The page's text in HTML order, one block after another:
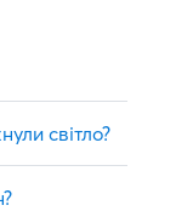
світло?